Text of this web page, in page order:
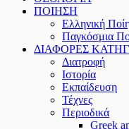
ΠΟΙΗΣΗ
Ελληνική
Παγκόσμια
ΔΙΑΦΟΡΕΣ
Διατροφή
Ιστορία
Εκπαίδευση
Τέχνες
Περιοδικά
Greek